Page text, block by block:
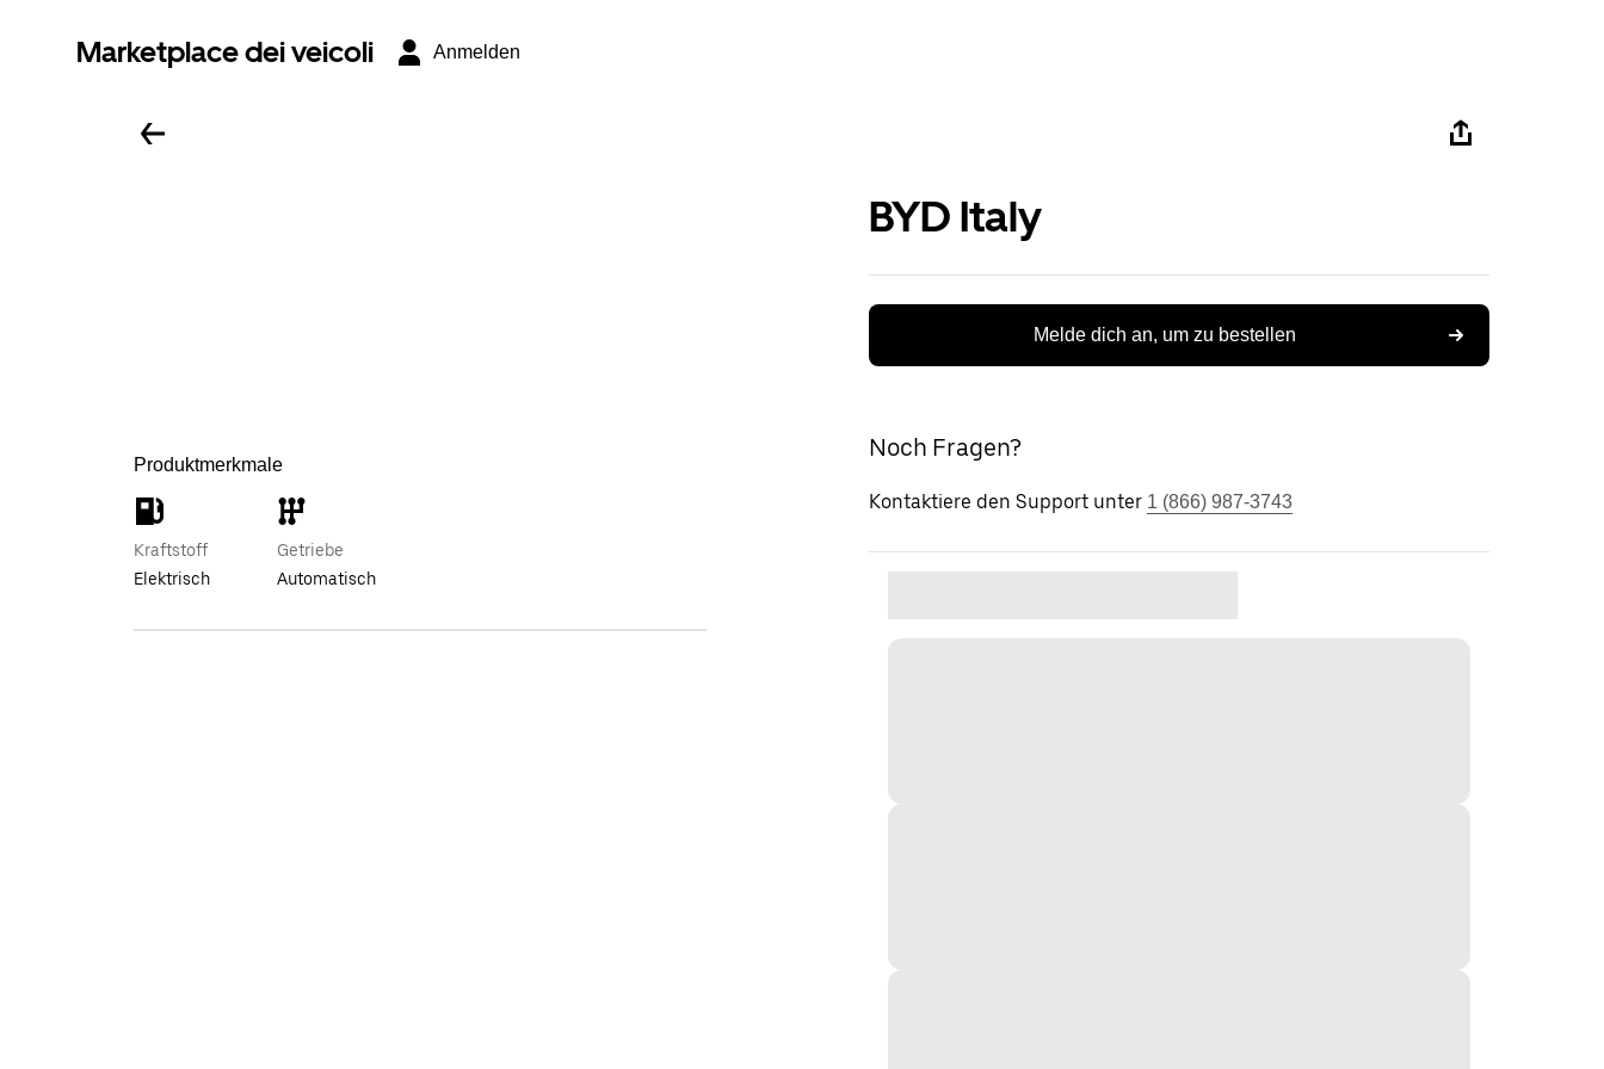
Marketplace dei veicoli Anmelden
Produktmerkmale
Kraftstoff
Elektrisch
Getriebe
Automatisch
BYD Italy
Melde dich an, um zu bestellen
Noch Fragen?
Kontaktiere den Support unter 1 (866) 987-3743